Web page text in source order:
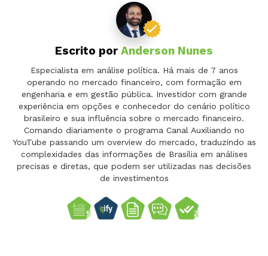
Escrito por Anderson Nunes
Especialista em análise política. Há mais de 7 anos
operando no mercado financeiro, com formação em
engenharia e em gestão pública. Investidor com grande
experiência em opções e conhecedor do cenário político
brasileiro e sua influência sobre o mercado financeiro.
Comando diariamente o programa Canal Auxiliando no
YouTube passando um overview do mercado, traduzindo as
complexidades das informações de Brasília em análises
precisas e diretas, que podem ser utilizadas nas decisões
de investimentos